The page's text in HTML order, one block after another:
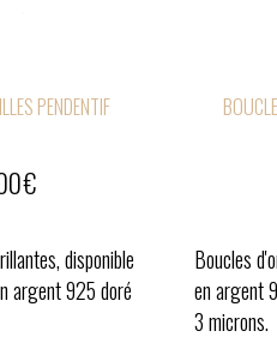
PENDENTIF
€
disponible
argent 925 doré
Boucles
en argent
3 microns.